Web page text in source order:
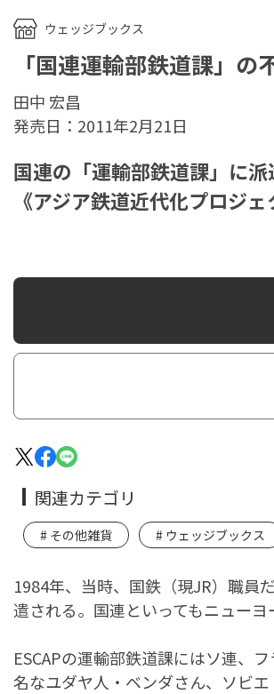
ウェッジブックス
「国連運輸部鉄道課」
田中 宏昌
発売日：2011年2月21日
国連の「運輸部鉄道課」に
《アジア鉄道近代化プロジ
1984年、当時、国鉄（現JR）職員
遣される。国連といってもニュー
ESCAPの運輸部鉄道課にはソ連、
名なユダヤ人・ベンダさん、ソビ
関連カテゴリ
その他雑貨 ウェッジブックス